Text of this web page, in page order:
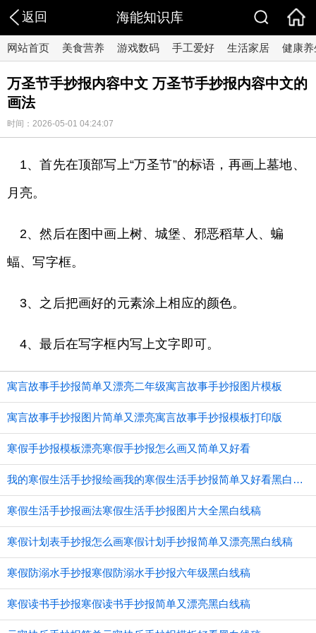
返回 海能知识库
网站首页 美食营养 游戏数码 手工爱好 生活家居 健康养
万圣节手抄报内容中文 万圣节手抄报内容中文的
画法
时间：2026-05-01 04:24:07
1、首先在顶部写上“万圣节”的标语，再画上墓地、
月亮。
2、然后在图中画上树、城堡、邪恶稻草人、蝙
蝠、写字框。
3、之后把画好的元素涂上相应的颜色。
4、最后在写字框内写上文字即可。
寓言故事手抄报简单又漂亮二年级寓言故事手抄报图片模板
寓言故事手抄报图片简单又漂亮寓言故事手抄报模板打印版
寒假手抄报模板漂亮寒假手抄报怎么画又简单又好看
我的寒假生活手抄报绘画我的寒假生活手抄报简单又好看黑白线稿
寒假生活手抄报画法寒假生活手抄报图片大全黑白线稿
寒假计划表手抄报怎么画寒假计划手抄报简单又漂亮黑白线稿
寒假防溺水手抄报寒假防溺水手抄报六年级黑白线稿
寒假读书手抄报寒假读书手抄报简单又漂亮黑白线稿